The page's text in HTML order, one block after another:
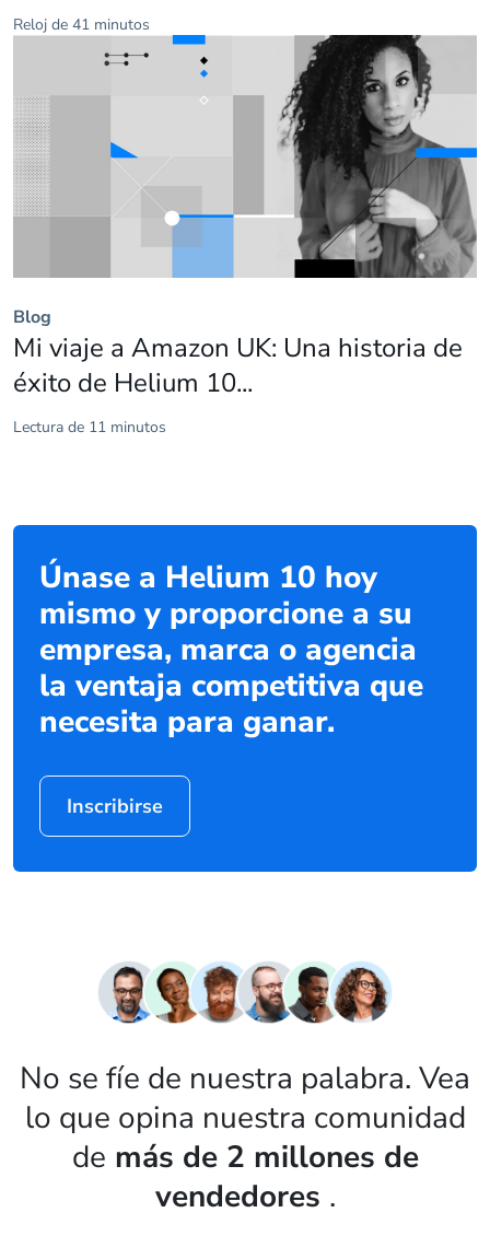
Reloj de 41 minutos
Blog
Mi viaje a Amazon UK: Una historia de
éxito de Helium 10...
Lectura de 11 minutos
Únase a Helium 10 hoy
mismo y proporcione a su
empresa, marca o agencia
la ventaja competitiva que
necesita para ganar.
Inscribirse
No se fíe de nuestra palabra. Vea
lo que opina nuestra comunidad
de más de 2 millones de
vendedores .